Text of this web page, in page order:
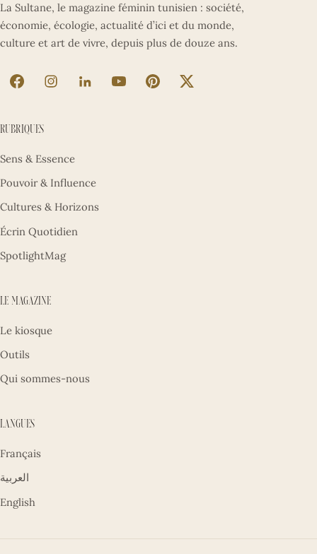
La Sultane, le magazine féminin tunisien : société,
économie, écologie, actualité d’ici et du monde,
culture et art de vivre, depuis plus de douze ans.
La Sultane sur Facebook (nouvel onglet)
La Sultane sur Instagram (nouvel onglet)
La Sultane sur LinkedIn (nouvel onglet)
La Sultane sur YouTube (nouvel
La Sultane sur Pinterest
La Sultane sur X
Rubriques
Sens & Essence
Pouvoir & Influence
Cultures & Horizons
Écrin Quotidien
SpotlightMag
Le magazine
Le kiosque
Outils
Qui sommes-nous
Langues
Français
العربية
English